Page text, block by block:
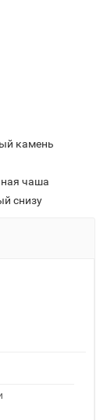
камень
чаша
снизу